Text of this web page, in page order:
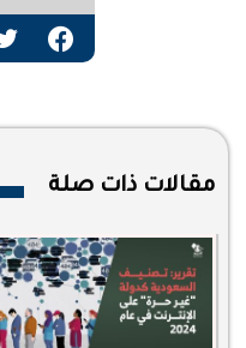
فيسبوك
مقالات ذات صلة